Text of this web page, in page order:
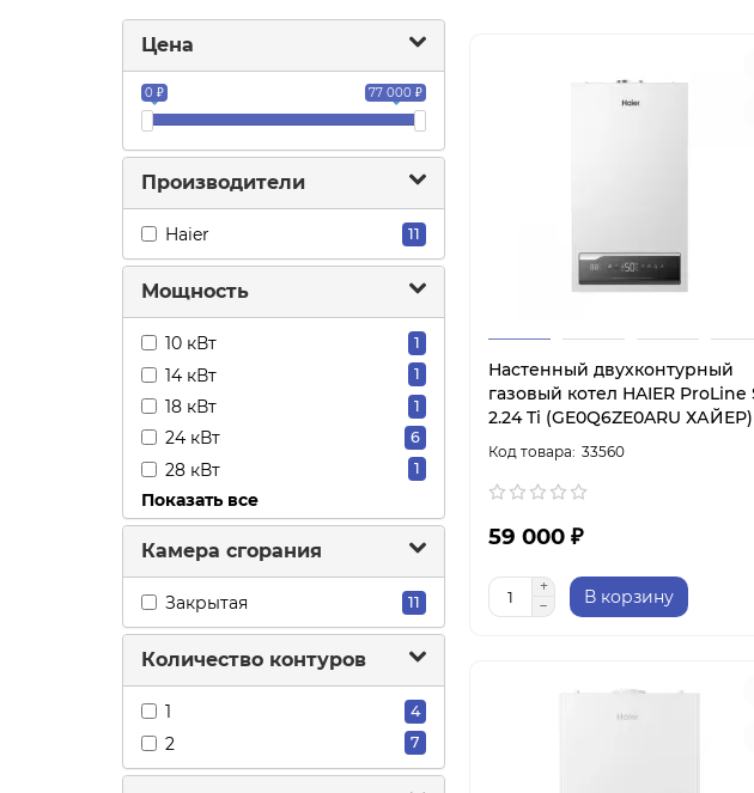
Цена
0 ₽ 77 000 ₽
Производители
Haier 11
Мощность
10 кВт 1
14 кВт 1
18 кВт 1
24 кВт 6
28 кВт 1
32 кВт
Показать все
Камера сгорания
Закрытая 11
Количество контуров
1 4
2 7
Настенный двухконтурный
газовый котел HAIER ProLine
2.24 Ti (GE0Q6ZE0ARU ХАЙЕР)
33560
59 000 ₽
В корзину